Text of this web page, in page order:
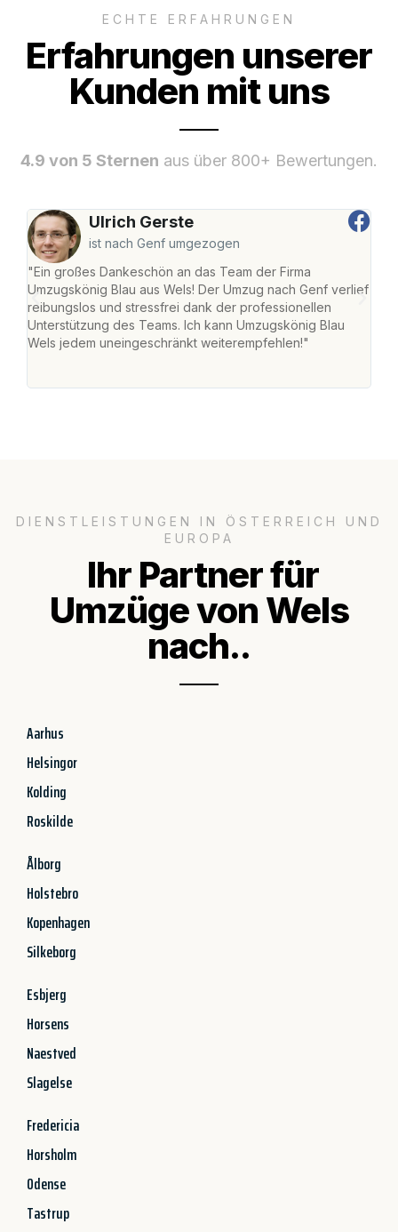
ECHTE ERFAHRUNGEN
Erfahrungen unserer
Kunden mit uns
4.9 von 5 Sternen aus über 800+ Bewertungen.
Ulrich Gerste
ist nach Genf umgezogen
"Ein großes Dankeschön an das Team der Firma
Umzugskönig Blau aus Wels! Der Umzug nach Genf verlief
reibungslos und stressfrei dank der professionellen
Unterstützung des Teams. Ich kann Umzugskönig Blau
Wels jedem uneingeschränkt weiterempfehlen!"
DIENSTLEISTUNGEN IN ÖSTERREICH UND
EUROPA
Ihr Partner für
Umzüge von Wels
nach..
Aarhus
Helsingor
Kolding
Roskilde
Ålborg
Holstebro
Kopenhagen
Silkeborg
Esbjerg
Horsens
Naestved
Slagelse
Fredericia
Horsholm
Odense
Tastrup